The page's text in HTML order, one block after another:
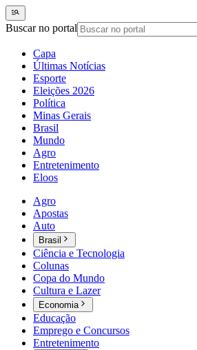
Buscar no portal
Capa
Últimas Notícias
Esporte
Eleições 2026
Política
Minas Gerais
Brasil
Mundo
Agro
Entretenimento
Eloos
Agro
Apostas
Auto
Brasil
Ciência e Tecnologia
Colunas
Copa do Mundo
Cultura e Lazer
Economia
Educação
Emprego e Concursos
Entretenimento